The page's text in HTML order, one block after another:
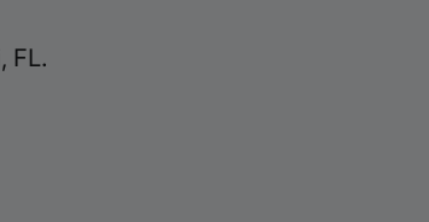
FL.